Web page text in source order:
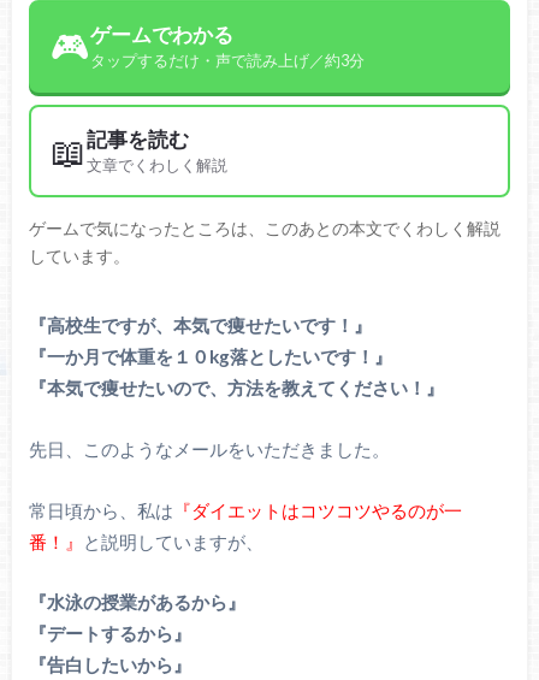
🎮ゲームでわかる
タップするだけ・声で読み上げ／約3分
📖記事を読む
文章でくわしく解説
ゲームで気になったところは、このあとの本文でくわしく解説
しています。
『高校生ですが、本気で痩せたいです！』
『一か月で体重を１０kg落としたいです！』
『本気で痩せたいので、方法を教えてください！』
先日、このようなメールをいただきました。
常日頃から、私は 『ダイエットはコツコツやるのが一
番！』
と説明していますが、
『水泳の授業があるから』
『デートするから』
『告白したいから』